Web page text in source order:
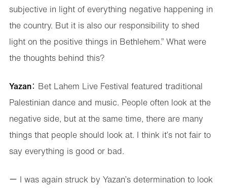
subjective in light of everything negative happening in
the country. But it is also our responsibility to shed
light on the positive things in Bethlehem.” What were
the thoughts behind this?
Yazan： Bet Lahem Live Festival featured traditional
Palestinian dance and music. People often look at the
negative side, but at the same time, there are many
things that people should look at. I think it’s not fair to
say everything is good or bad.
ー I was again struck by Yazan’s determination to look